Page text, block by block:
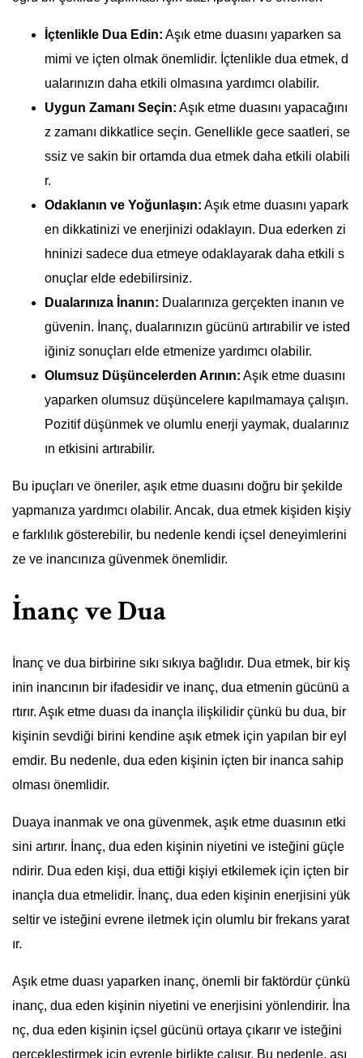
İçtenlikle Dua Edin: Aşık etme duasını yaparken sa
mimi ve içten olmak önemlidir. İçtenlikle dua etmek, d
ualarınızın daha etkili olmasına yardımcı olabilir.
Uygun Zamanı Seçin: Aşık etme duasını yapacağını
z zamanı dikkatlice seçin. Genellikle gece saatleri, se
ssiz ve sakin bir ortamda dua etmek daha etkili olabili
r.
Odaklanın ve Yoğunlaşın: Aşık etme duasını yapark
en dikkatinizi ve enerjinizi odaklayın. Dua ederken zi
hninizi sadece dua etmeye odaklayarak daha etkili s
onuçlar elde edebilirsiniz.
Dualarınıza İnanın: Dualarınıza gerçekten inanın ve
güvenin. İnanç, dualarınızın gücünü artırabilir ve isted
iğiniz sonuçları elde etmenize yardımcı olabilir.
Olumsuz Düşüncelerden Arının: Aşık etme duasını
yaparken olumsuz düşüncelere kapılmamaya çalışın.
Pozitif düşünmek ve olumlu enerji yaymak, dualarınız
ın etkisini artırabilir.
Bu ipuçları ve öneriler, aşık etme duasını doğru bir şekilde
yapmanıza yardımcı olabilir. Ancak, dua etmek kişiden kişiy
e farklılık gösterebilir, bu nedenle kendi içsel deneyimlerini
ze ve inancınıza güvenmek önemlidir.
İnanç ve Dua
İnanç ve dua birbirine sıkı sıkıya bağlıdır. Dua etmek, bir kiş
inin inancının bir ifadesidir ve inanç, dua etmenin gücünü a
rtırır. Aşık etme duası da inançla ilişkilidir çünkü bu dua, bir
kişinin sevdiği birini kendine aşık etmek için yapılan bir eyl
emdir. Bu nedenle, dua eden kişinin içten bir inanca sahip
olması önemlidir.
Duaya inanmak ve ona güvenmek, aşık etme duasının etki
sini artırır. İnanç, dua eden kişinin niyetini ve isteğini güçle
ndirir. Dua eden kişi, dua ettiği kişiyi etkilemek için içten bir
inançla dua etmelidir. İnanç, dua eden kişinin enerjisini yük
seltir ve isteğini evrene iletmek için olumlu bir frekans yarat
ır.
Aşık etme duası yaparken inanç, önemli bir faktördür çünkü
inanç, dua eden kişinin niyetini ve enerjisini yönlendirir. İna
nç, dua eden kişinin içsel gücünü ortaya çıkarır ve isteğini
gerçekleştirmek için evrenle birlikte çalışır. Bu nedenle, aşı